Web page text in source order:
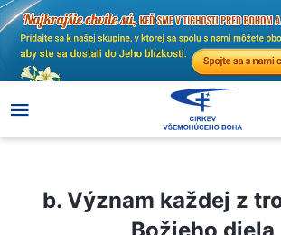
b. Význam každej z troch etáp Božieho diela
b. Význam každej z
Božieho diela